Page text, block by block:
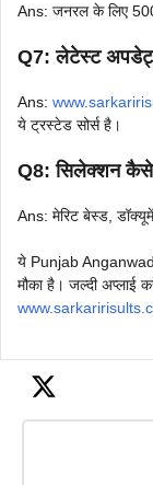
Ans: जनरल के लिए
Q7: लेटेस्ट
Ans:
ये ट्रस्टेड सोर्स है।
Q8: सिलेक्शन कैसे
Ans: मेरिट बेस्ड,
ये Punjab
मौका है। जल्दी